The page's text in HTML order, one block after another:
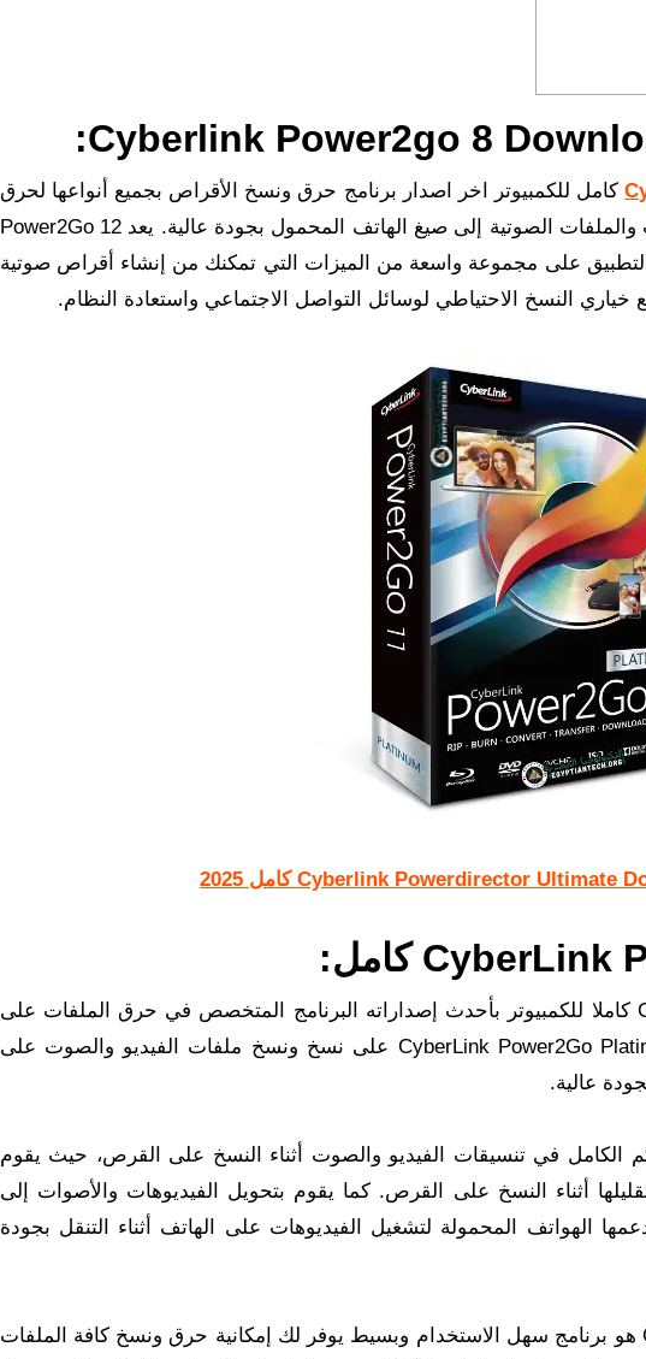
كامل للكمبيوتر اخر اصدار برنامج حرق ونسخ الأقراص بجميع أنواعها لحرق
الفيديو والصوت على قرص وتحويل الفيديوهات والملفات الصوتية إلى صيغ الهاتف المحمول بجودة عالية. يعد Power2Go 12
على مجموعة واسعة من الميزات التي تمكنك من إنشاء أقراص صوتية
نقدم لكم تحميل برنامج CyberLink Power2Go كاملا للكمبيوتر بأحدث إصداراته البرنامج المتخصص في حرق الملفات على
الأقراص بإحترافية عالية. يساعدك برنامج CyberLink Power2Go Platinum على نسخ ونسخ ملفات الفيديو والصوت على
الكامل في تنسيقات الفيديو والصوت أثناء النسخ على القرص، حيث يقوم
أثناء النسخ على القرص. كما يقوم بتحويل الفيديوهات والأصوات إلى
الهواتف المحمولة لتشغيل الفيديوهات على الهاتف أثناء التنقل بجودة
تحميل برنامج CyberLink Power2Go Platinum هو برنامج سهل الاستخدام وبسيط يوفر لك إمكانية حرق ونسخ كافة الملفات